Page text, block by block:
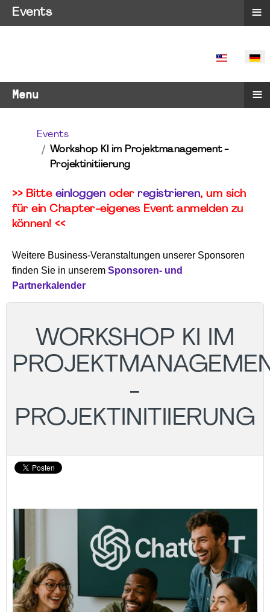
SPRACHE
Menu ≡
Events
Workshop KI im Projektmanagement -
Projektinitiierung
>> Bitte einloggen oder registrieren, um sich
für ein Chapter-eigenes Event anmelden zu
können! <<
Weitere Business-Veranstaltungen unserer Sponsoren
finden Sie in unserem Sponsoren- und
Partnerkalender
WORKSHOP KI IM
-
PROJEKTINITIIERUNG
Events ≡